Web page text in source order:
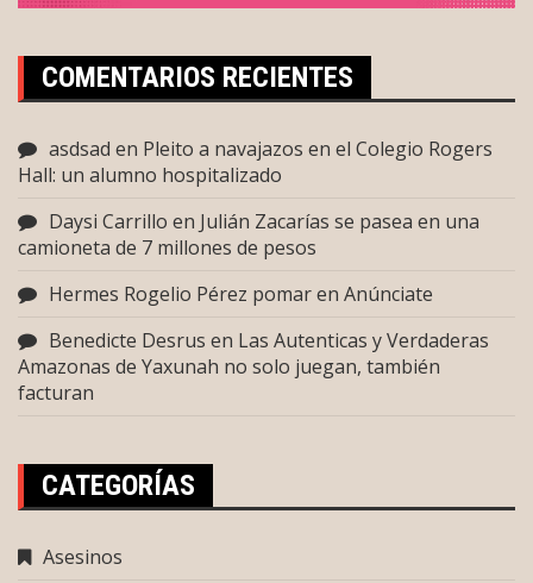
COMENTARIOS RECIENTES
asdsad en Pleito a navajazos en el Colegio Rogers
Hall: un alumno hospitalizado
Daysi Carrillo en Julián Zacarías se pasea en una
camioneta de 7 millones de pesos
Hermes Rogelio Pérez pomaren Anúnciate
Benedicte Desrus en Las Autenticas y Verdaderas
Amazonas de Yaxunah no solo juegan, también
facturan
CATEGORÍAS
Asesinos